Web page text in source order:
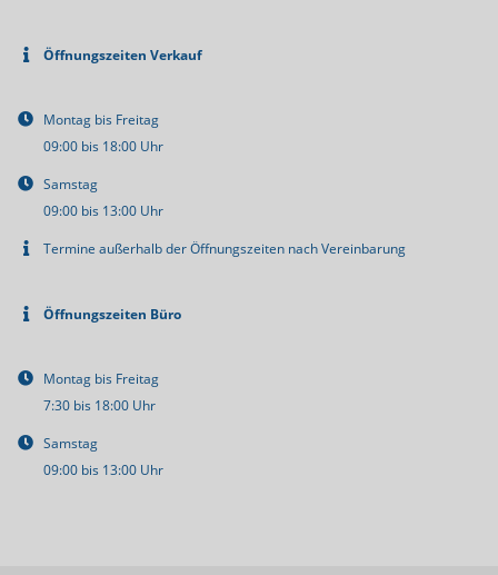
Öffnungszeiten Verkauf
Montag bis Freitag
09:00 bis 18:00 Uhr
Samstag
09:00 bis 13:00 Uhr
Termine außerhalb der Öffnungszeiten nach Vereinbarung
Öffnungszeiten Büro
Montag bis Freitag
7:30 bis 18:00 Uhr
Samstag
09:00 bis 13:00 Uhr